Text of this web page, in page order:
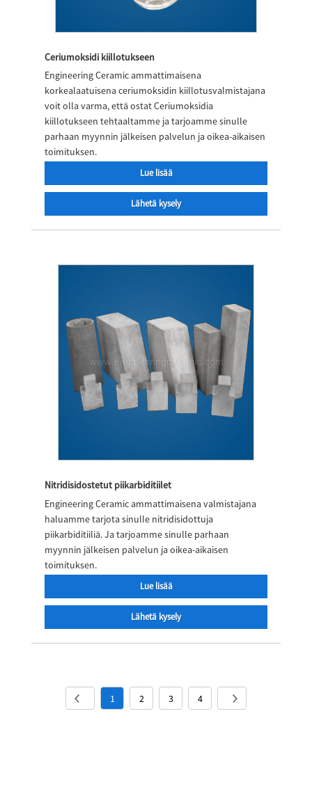
Ceriumoksidi kiillotukseen
Engineering Ceramic ammattimaisena
korkealaatuisena ceriumoksidin kiillotusvalmistajana
voit olla varma, että ostat Ceriumoksidia
kiillotukseen tehtaaltamme ja tarjoamme sinulle
parhaan myynnin jälkeisen palvelun ja oikea-aikaisen
toimituksen.
Lue lisää
Lähetä kysely
Nitridisidostetut piikarbiditiilet
Engineering Ceramic ammattimaisena valmistajana
haluamme tarjota sinulle nitridisidottuja
piikarbiditiiliä. Ja tarjoamme sinulle parhaan
myynnin jälkeisen palvelun ja oikea-aikaisen
toimituksen.
Lue lisää
Lähetä kysely
1 2 3 4